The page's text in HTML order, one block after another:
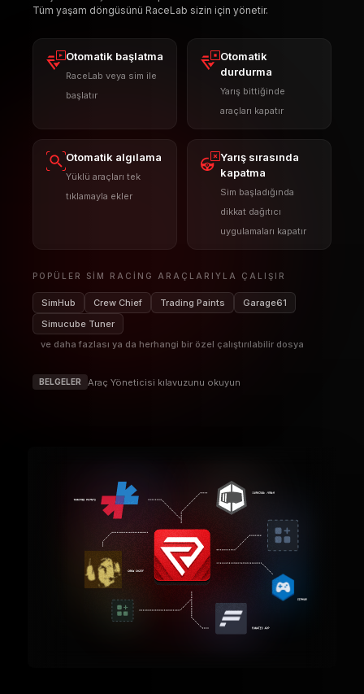
Tüm yaşam döngüsünü RaceLab sizin için yönetir.
Otomatik başlatma
RaceLab veya sim ile
başlatır
Otomatik
durdurma
Yarış bittiğinde
araçları kapatır
Otomatik algılama
Yüklü araçları tek
tıklamayla ekler
Yarış sırasında
kapatma
Sim başladığında
dikkat dağıtıcı
uygulamaları kapatır
POPÜLER SIM RACING ARAÇLARIYLA ÇALIŞIR
SimHub Crew Chief Trading Paints
Garage61
Simucube Tuner
ve daha fazlası ya da herhangi bir özel çalıştırılabilir dosya
BELGELER Araç Yöneticisi kılavuzunu okuyun